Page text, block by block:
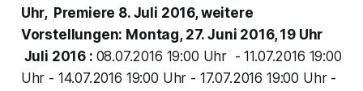
Uhr, Premiere 8. Juli 2016, weitere
Vorstellungen: Montag, 27. Juni 2016, 19 Uhr
Juli 2016 : 08.07.2016 19:00 Uhr - 11.07.2016 19:00
Uhr - 14.07.2016 19:00 Uhr - 17.07.2016 19:00 Uhr -